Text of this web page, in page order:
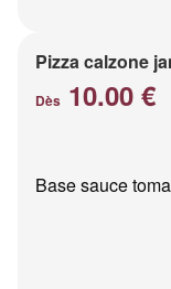
Pizza calzone
Dès 10.00 €
Base sauce